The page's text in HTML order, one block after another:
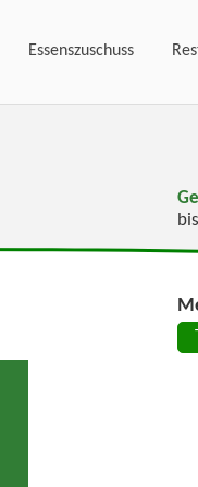
Essenszuschuss